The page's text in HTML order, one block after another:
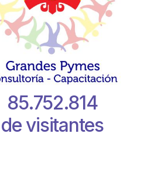
85.752.814
de visitantes